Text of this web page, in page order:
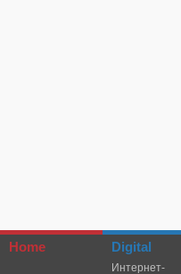
Home Digital
Интернет-